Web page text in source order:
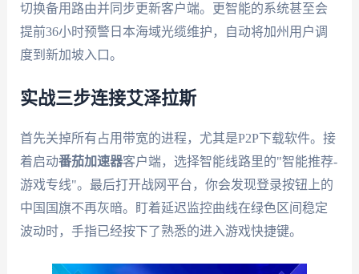
切换备用路由并同步更新客户端。更智能的系统甚至会
提前36小时预警日本海域光缆维护，自动将加州用户调
度到新加坡入口。
实战三步连接艾泽拉斯
首先关掉所有占用带宽的进程，尤其是P2P下载软件。接
着启动番茄加速器客户端，选择智能线路里的"智能推荐-
游戏专线"。最后打开战网平台，你会发现登录按钮上的
中国国旗不再灰暗。盯着延迟监控曲线在绿色区间稳定
波动时，手指已经按下了熟悉的进入游戏快捷键。